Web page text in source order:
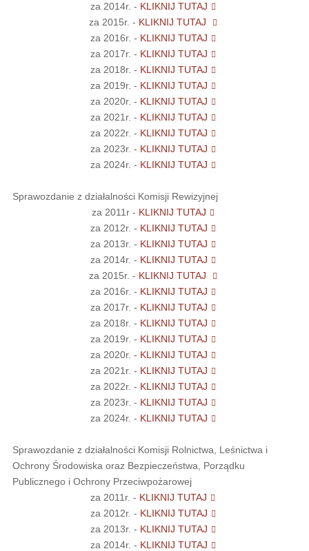
za 2014r. - KLIKNIJ TUTAJ
za 2015r. - KLIKNIJ TUTAJ
za 2016r. - KLIKNIJ TUTAJ
za 2017r. - KLIKNIJ TUTAJ
za 2018r. - KLIKNIJ TUTAJ
za 2019r. - KLIKNIJ TUTAJ
za 2020r. - KLIKNIJ TUTAJ
za 2021r. - KLIKNIJ TUTAJ
za 2022r. - KLIKNIJ TUTAJ
za 2023r. - KLIKNIJ TUTAJ
za 2024r. - KLIKNIJ TUTAJ
Sprawozdanie z działalności Komisji Rewizyjnej
za 2011r - KLIKNIJ TUTAJ
za 2012r. - KLIKNIJ TUTAJ
za 2013r. - KLIKNIJ TUTAJ
za 2014r. - KLIKNIJ TUTAJ
za 2015r. - KLIKNIJ TUTAJ
za 2016r. - KLIKNIJ TUTAJ
za 2017r. - KLIKNIJ TUTAJ
za 2018r. - KLIKNIJ TUTAJ
za 2019r. - KLIKNIJ TUTAJ
za 2020r. - KLIKNIJ TUTAJ
za 2021r. - KLIKNIJ TUTAJ
za 2022r. - KLIKNIJ TUTAJ
za 2023r. - KLIKNIJ TUTAJ
za 2024r. - KLIKNIJ TUTAJ
Sprawozdanie z działalności Komisji Rolnictwa, Leśnictwa i
Ochrony Środowiska oraz Bezpieczeństwa, Porządku
Publicznego i Ochrony Przeciwpożarowej
za 2011r. - KLIKNIJ TUTAJ
za 2012r. - KLIKNIJ TUTAJ
za 2013r. - KLIKNIJ TUTAJ
za 2014r. - KLIKNIJ TUTAJ